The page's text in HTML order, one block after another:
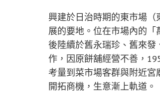
興建於日治時期的東市場
展的要地。位在市場內的
後陸續於舊永瑞珍、舊來
作，因原餅舖經營不善，
考量到菜市場客群與附近
開拓商機，生意漸上軌道。